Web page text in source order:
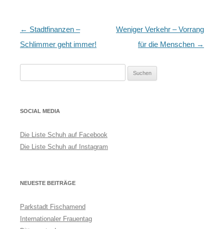
Artikel-
Navigation
← Stadtfinanzen –
Schlimmer geht immer!
Weniger Verkehr – Vorrang
für die Menschen →
nach:
SOCIAL MEDIA
Die Liste Schuh auf Facebook
Die Liste Schuh auf Instagram
NEUESTE BEITRÄGE
Parkstadt Fischamend
Internationaler Frauentag